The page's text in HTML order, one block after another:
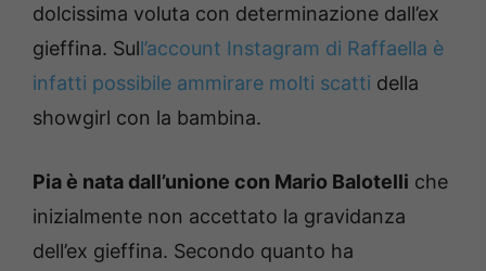
dolcissima voluta con determinazione dall’ex
gieffina. Sull’account Instagram di Raffaella è
infatti possibile ammirare molti scatti della
showgirl con la bambina.
Pia è nata dall’unione con Mario Balotelli che
inizialmente non accettato la gravidanza
dell’ex gieffina. Secondo quanto ha